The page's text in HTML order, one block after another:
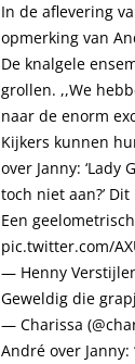
In de aflevering
opmerking van
De knalgele
grollen. ,,We
naar de enorm
Kijkers kunnen
over Janny:
toch niet aan?’
Een
pic.twitter.com/
— Henny
Geweldig die
— Charissa
André over